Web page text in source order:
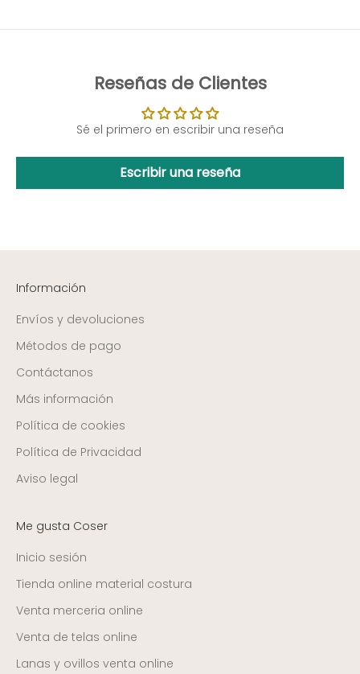
Reseñas de Clientes
Sé el primero en escribir una reseña
Escribir una reseña
Información
Envíos y devoluciones
Métodos de pago
Contáctanos
Más información
Política de cookies
Política de Privacidad
Aviso legal
Me gusta Coser
Inicio sesión
Tienda online material costura
Venta merceria online
Venta de telas online
Lanas y ovillos venta online